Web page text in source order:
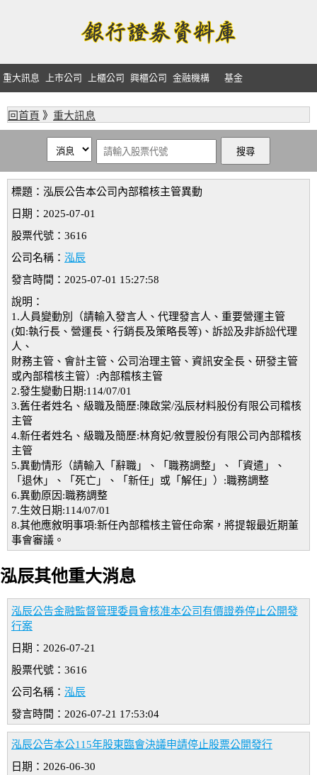
重大訊息 上市公司 上櫃公司 興櫃公司 金融機構 基金
回首頁 》 重大訊息
標題：泓辰公告本公司內部稽核主管異動
日期：2025-07-01
股票代號：3616
公司名稱： 泓辰
發言時間：2025-07-01 15:27:58
說明：
1.人員變動別（請輸入發言人、代理發言人、重要營運主管
(如:執行長、營運長、行銷長及策略長等)、訴訟及非訴訟代理
人、
財務主管、會計主管、公司治理主管、資訊安全長、研發主管
或內部稽核主管）:內部稽核主管
2.發生變動日期:114/07/01
3.舊任者姓名、級職及簡歷:陳啟棠/泓辰材料股份有限公司稽核
主管
4.新任者姓名、級職及簡歷:林育妃/敘豐股份有限公司內部稽核
主管
5.異動情形（請輸入「辭職」、「職務調整」、「資遣」、
「退休」、「死亡」、「新任」或「解任」）:職務調整
6.異動原因:職務調整
7.生效日期:114/07/01
8.其他應敘明事項:新任內部稽核主管任命案，將提報最近期董
事會審議。
泓辰其他重大消息
泓辰公告金融監督管理委員會核准本公司有價證券停止公開發
行案
日期：2026-07-21
股票代號：3616
公司名稱： 泓辰
發言時間：2026-07-21 17:53:04
泓辰公告本公115年股東臨會決議申請停止股票公開發行
日期：2026-06-30